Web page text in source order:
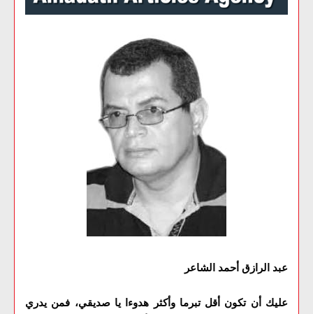
عبد الرازق أحمد الشاعر
عليك أن تكون أقل تبرما وأكثر هدوءا يا صديقي، فمن يدري